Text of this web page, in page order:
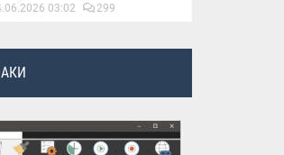
03:02 299